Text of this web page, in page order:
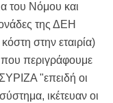
του Νόμου και
της ΔΕΗ
στην εταιρία)
περιγράφουμε
"επειδή οι
ικέτευαν οι